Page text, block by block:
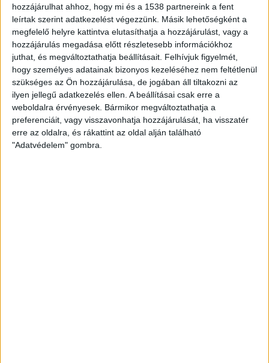
hozzájárulhat ahhoz, hogy mi és a 1538 partnereink a fent
leírtak szerint adatkezelést végezzünk. Másik lehetőségként a
megfelelő helyre kattintva elutasíthatja a hozzájárulást, vagy a
hozzájárulás megadása előtt részletesebb információkhoz
juthat, és megváltoztathatja beállításait. Felhívjuk figyelmét,
hogy személyes adatainak bizonyos kezeléséhez nem feltétlenül
szükséges az Ön hozzájárulása, de jogában áll tiltakozni az
ilyen jellegű adatkezelés ellen. A beállításai csak erre a
weboldalra érvényesek. Bármikor megváltoztathatja a
preferenciáit, vagy visszavonhatja hozzájárulását, ha visszatér
erre az oldalra, és rákattint az oldal alján található
"Adatvédelem" gombra.
Két év sem kellett: máris nyugdíjba küldi utolsó
amerikai villanyautóját a Honda